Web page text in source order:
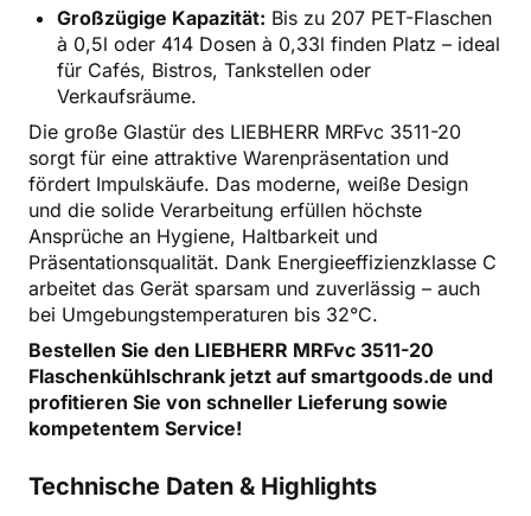
Großzügige Kapazität: Bis zu 207 PET-Flaschen
à 0,5l oder 414 Dosen à 0,33l finden Platz – ideal
für Cafés, Bistros, Tankstellen oder
Verkaufsräume.
Die große Glastür des LIEBHERR MRFvc 3511-20
sorgt für eine attraktive Warenpräsentation und
fördert Impulskäufe. Das moderne, weiße Design
und die solide Verarbeitung erfüllen höchste
Ansprüche an Hygiene, Haltbarkeit und
Präsentationsqualität. Dank Energieeffizienzklasse C
arbeitet das Gerät sparsam und zuverlässig – auch
bei Umgebungstemperaturen bis 32°C.
Bestellen Sie den LIEBHERR MRFvc 3511-20
Flaschenkühlschrank jetzt auf smartgoods.de und
profitieren Sie von schneller Lieferung sowie
kompetentem Service!
Technische Daten & Highlights